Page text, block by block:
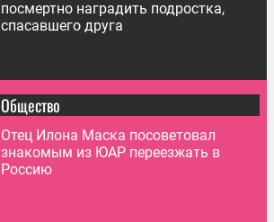
посмертно наградить подростка,
спасавшего друга
Общество
Отец Илона Маска посоветовал
знакомым из ЮАР переезжать в
Россию